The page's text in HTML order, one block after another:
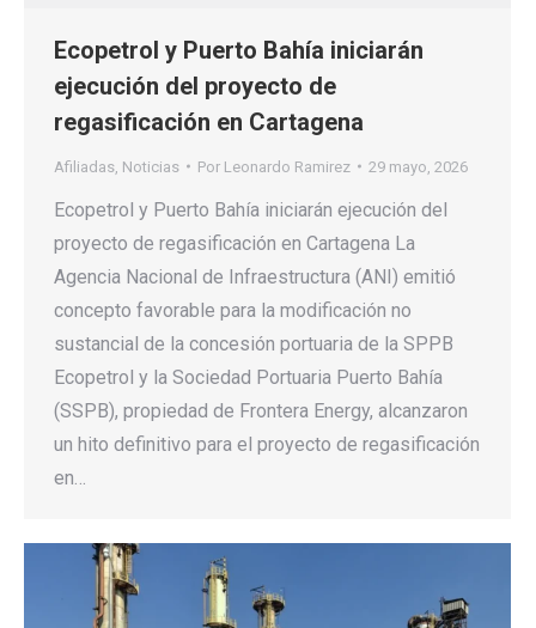
Ecopetrol y Puerto Bahía iniciarán
ejecución del proyecto de
regasificación en Cartagena
Afiliadas Noticias Por Leonardo Ramirez 29 mayo, 2026
Ecopetrol y Puerto Bahía iniciarán ejecución del
proyecto de regasificación en Cartagena La
Agencia Nacional de Infraestructura (ANI) emitió
concepto favorable para la modificación no
sustancial de la concesión portuaria de la SPPB
Ecopetrol y la Sociedad Portuaria Puerto Bahía
(SSPB), propiedad de Frontera Energy, alcanzaron
un hito definitivo para el proyecto de regasificación
en…